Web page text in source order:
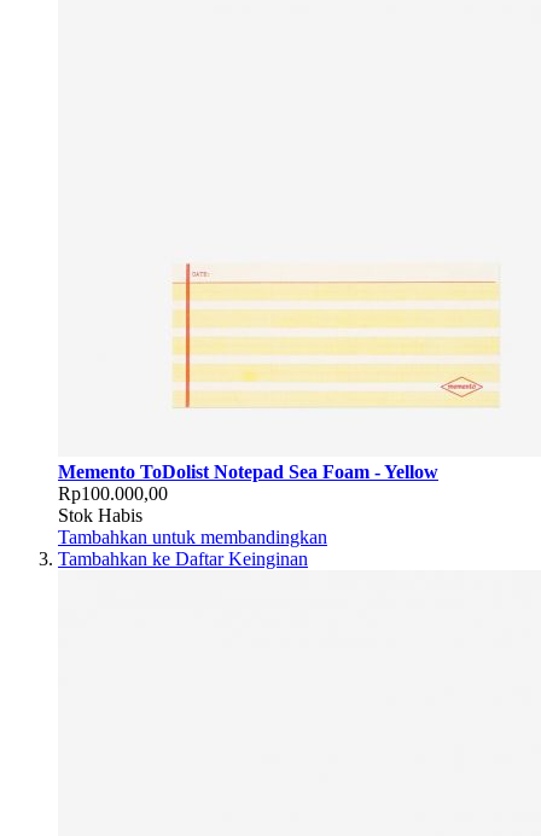
Memento ToDolist Notepad Sea Foam - Yellow
Rp100.000,00
Stok Habis
Tambahkan untuk membandingkan
Tambahkan ke Daftar Keinginan